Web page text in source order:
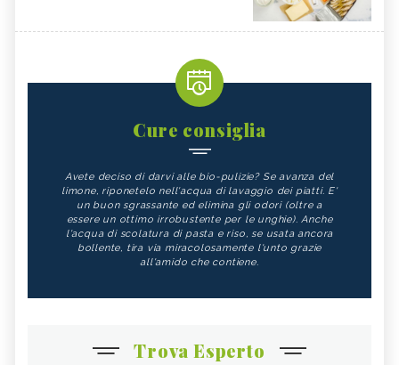
Cure consiglia
Avete deciso di darvi alle bio-pulizie? Se avanza del
limone, riponetelo nell'acqua di lavaggio dei piatti. E'
un buon sgrassante ed elimina gli odori (oltre a
essere un ottimo irrobustente per le unghie). Anche
l'acqua di scolatura di pasta e riso, se usata ancora
bollente, tira via miracolosamente l'unto grazie
all'amido che contiene.
Trova Esperto